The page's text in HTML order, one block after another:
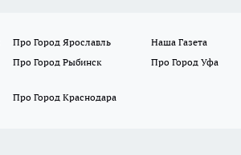
Про Город Ярославль Наша Газета
Про Город Рыбинск Про Город Уфа
Про Город Краснодара